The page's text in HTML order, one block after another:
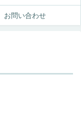
お問い合わせ